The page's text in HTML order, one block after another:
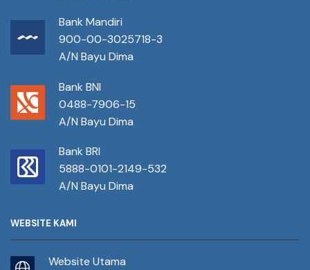
Bank Mandiri
900-00-3025718-3
A/N Bayu Dima
Bank BNI
0488-7906-15
A/N Bayu Dima
Bank BRI
5888-0101-2149-532
A/N Bayu Dima
WEBSITE KAMI
Website Utama